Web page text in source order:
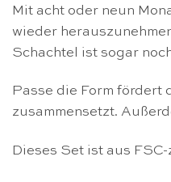
Mit acht oder neun
wieder
Schachtel ist sogar
Passe die Form fördert
zusammensetzt.
Dieses Set ist aus